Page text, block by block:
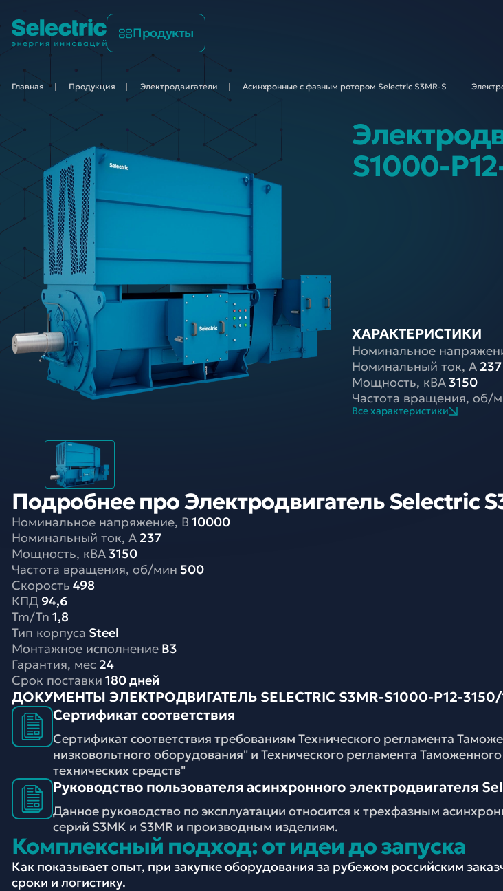
Продукты
Главная Продукция Электродвигатели Асинхронные с фазным ротором Selectric S3MR-S
S1000-
ХАРАКТЕРИСТИКИ
Номинальное
Номинальный ток, A 237
Мощность, кВА3150
Частота вращения, об/
Все характеристики
Подробнее про Электродвигатель Selectric
Номинальное напряжение, В10000
Номинальный ток, A 237
Мощность, кВА3150
Частота вращения, об/мин 500
Скорость 498
КПД 94,6
Tm/Tn 1,8
Тип корпуса Steel
Монтажное исполнение B3
Гарантия, мес 24
Срок поставки 180 дней
ДОКУМЕНТЫ ЭЛЕКТРОДВИГАТЕЛЬ SELECTRIC S3MR-S1000-P12-3150/
Сертификат соответствия
Сертификат соответствия требованиям Технического регламента
низковольтного оборудования" и Технического регламента
технических средств"
Руководство пользователя асинхронного электродвигателя
Данное руководство по эксплуатации относится к трехфазным
серий S3MK и S3MR и производным изделиям.
Комплексный подход: от идеи до запуска
Как показывает опыт, при закупке оборудования за рубежом российским
сроки и логистику.